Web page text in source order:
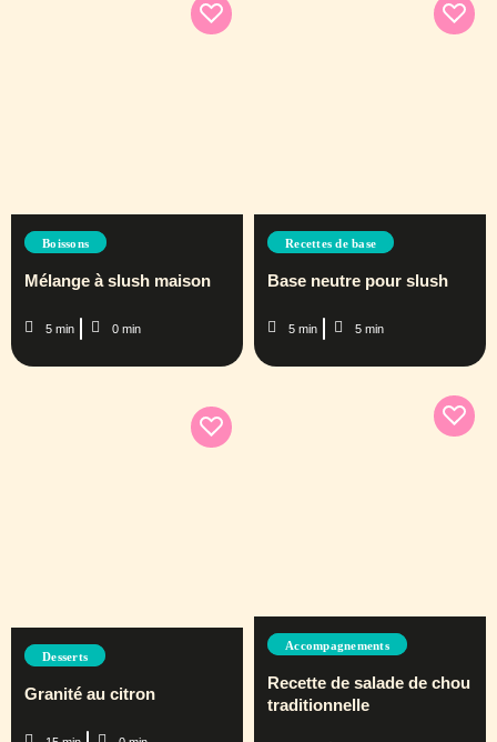
Boissons
Mélange à slush maison
5 min 0 min
Recettes de base
Base neutre pour slush
5 min 5 min
Desserts
Granité au citron
Accompagnements
Recette de salade de chou
traditionnelle